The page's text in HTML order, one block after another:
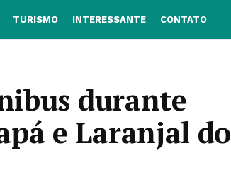
TURISMO INTERESSANTE CONTATO
durante
e Laranjal do